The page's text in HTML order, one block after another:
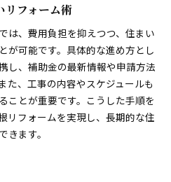
リフォーム術
は、費用負担を抑えつつ、住まい
が可能です。具体的な進め方とし
し、補助金の最新情報や申請方法
た、工事の内容やスケジュールも
ことが重要です。こうした手順を
リフォームを実現し、長期的な住
きます。